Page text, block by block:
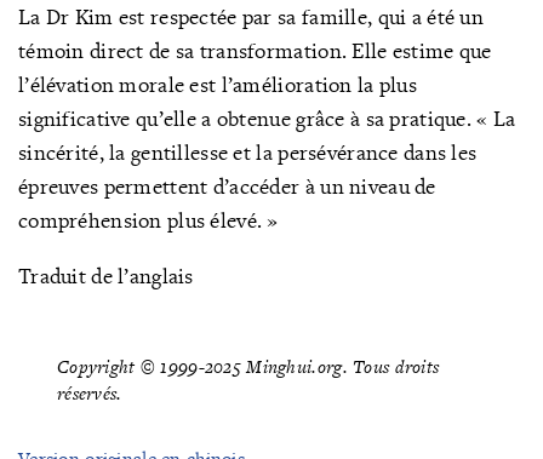
La Dr Kim est respectée par sa famille, qui a été un
témoin direct de sa transformation. Elle estime que
l’élévation morale est l’amélioration la plus
significative qu’elle a obtenue grâce à sa pratique. « La
sincérité, la gentillesse et la persévérance dans les
épreuves permettent d’accéder à un niveau de
compréhension plus élevé. »
Traduit de l’anglais
Copyright © 1999-2025 Minghui.org. Tous droits
réservés.